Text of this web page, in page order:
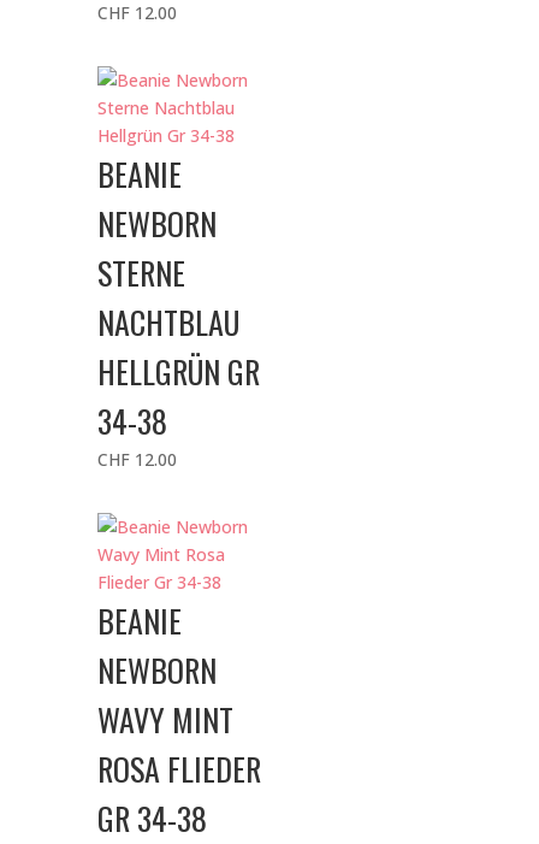
CHF12.00
BEANIE
NEWBORN
STERNE
NACHTBLAU
HELLGRÜN GR
34-38
CHF12.00
BEANIE
NEWBORN
WAVY MINT
ROSA FLIEDER
GR 34-38